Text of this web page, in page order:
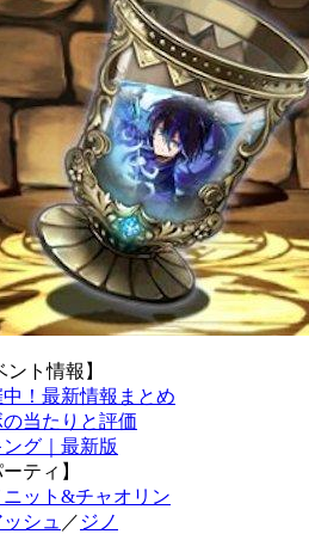
ント情報】
！最新情報まとめ
当たりと評価
グ｜最新版
ティ】
ニット&チャオリン
シュ ／ ジノ